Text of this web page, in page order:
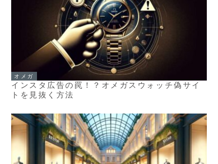
オメガ
インスタ広告の罠！？オメガスウォッチ偽サイ
トを見抜く方法